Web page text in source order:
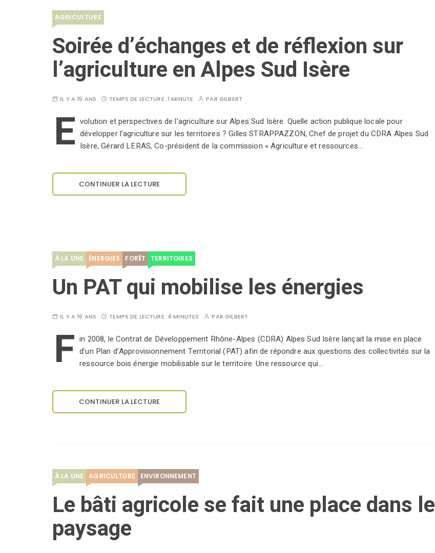
AGRICULTURE
Soirée d’échanges et de réflexion sur
l’agriculture en Alpes Sud Isère
IL Y A 15 ANS TEMPS DE LECTURE :1 MINUTE PAR GILBERT
E volution et perspectives de l’agriculture sur Alpes Sud Isère. Quelle action publique locale pour
développer l’agriculture sur les territoires ? Gilles STRAPPAZZON, Chef de projet du CDRA Alpes Sud
Isère, Gérard LERAS, Co-président de la commission « Agriculture et ressources…
CONTINUER LA LECTURE
À LA UNE ÉNERGIES FORÊT TERRITOIRES
Un PAT qui mobilise les énergies
IL Y A 16 ANS TEMPS DE LECTURE :4 MINUTES PARGILBERT
F in 2008, le Contrat de Développement Rhône-Alpes (CDRA) Alpes Sud Isère lançait la mise en place
d’un Plan d’Approvisionnement Territorial (PAT) afin de répondre aux questions des collectivités sur la
ressource bois énergie mobilisable sur le territoire. Une ressource qui…
CONTINUER LA LECTURE
À LA UNE AGRICULTURE ENVIRONNEMENT
Le bâti agricole se fait une place dans le
paysage